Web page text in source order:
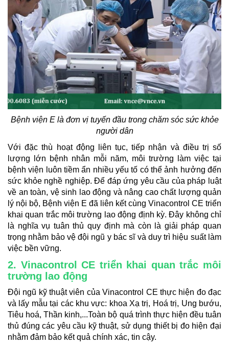
Bệnh viện E là đơn vị tuyến đầu trong chăm sóc sức khỏe
người dân
Với đặc thù hoạt động liên tục, tiếp nhận và điều trị số
lượng lớn bệnh nhân mỗi năm, môi trường làm việc tại
bệnh viện luôn tiềm ẩn nhiều yếu tố có thể ảnh hưởng đến
sức khỏe nghề nghiệp. Để đáp ứng yêu cầu của pháp luật
về an toàn, vệ sinh lao động và nâng cao chất lượng quản
lý nội bộ, Bệnh viện E đã liên kết cùng Vinacontrol CE triển
khai quan trắc môi trường lao động định kỳ. Đây không chỉ
là nghĩa vụ tuân thủ quy định mà còn là giải pháp quan
trọng nhằm bảo vệ đội ngũ y bác sĩ và duy trì hiệu suất làm
việc bền vững.
2. Vinacontrol CE triển khai quan trắc môi
trường lao động
Đội ngũ kỹ thuật viên của Vinacontrol CE thực hiện đo đạc
và lấy mẫu tại các khu vực: khoa Xạ trị, Hoá trị, Ung bướu,
Tiêu hoá, Thần kinh,...Toàn bộ quá trình thực hiện đều tuân
thủ đúng các yêu cầu kỹ thuật, sử dụng thiết bị đo hiện đại
nhằm đảm bảo kết quả chính xác, tin cậy.